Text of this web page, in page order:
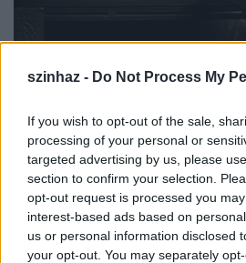
szinhaz - Do Not Process My
If you wish to opt-out of the sale,
processing of your personal or
targeted advertising by us, please
section to confirm your selection.
opt-out request is processed you
interest-based ads based on
us or personal information disclosed
your opt-out. You may separately
3.